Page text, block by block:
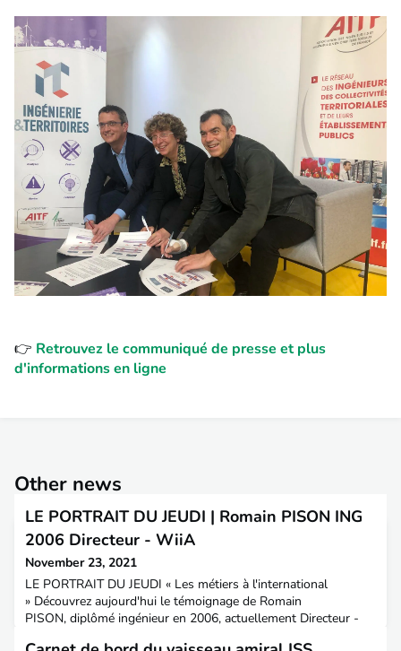
👉 Retrouvez le communiqué de presse et plus
d'informations en ligne
Other news
LE PORTRAIT DU JEUDI | Romain PISON ING
2006 Directeur - WiiA
November 23, 2021
LE PORTRAIT DU JEUDI « Les métiers à l'international
» Découvrez aujourd'hui le témoignage de Romain
PISON, diplômé ingénieur en 2006, actuellement Directeur -